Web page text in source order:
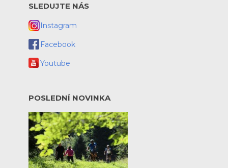
SLEDUJTE NÁS
Instagram
Facebook
Youtube
POSLEDNÍ NOVINKA